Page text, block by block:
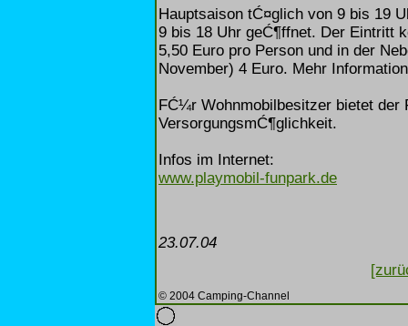
Hauptsaison tĆ¤glich von 9 bis 19
9 bis 18 Uhr geĆ¶ffnet. Der Eintritt
5,50 Euro pro Person und in der
November) 4 Euro. Mehr
FĆ¼r Wohnmobilbesitzer bietet der
VersorgungsmĆ¶glichkeit.
Infos im Internet:
www.playmobil-funpark.de
23.07.04
© 2004 Camping-Channel